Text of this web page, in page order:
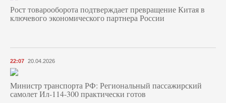
Рост товарооборота подтверждает превращение Китая в
ключевого экономического партнера России
22:07 20.04.2026
Министр транспорта РФ: Региональный пассажирский
самолет Ил-114-300 практически готов